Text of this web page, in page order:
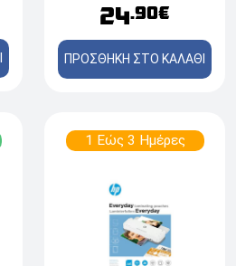
24.90€
ΠΡΟΣΘΗΚΗ ΣΤΟ ΚΑΛΑΘΙ
1 Εώς 3 Ημέρες